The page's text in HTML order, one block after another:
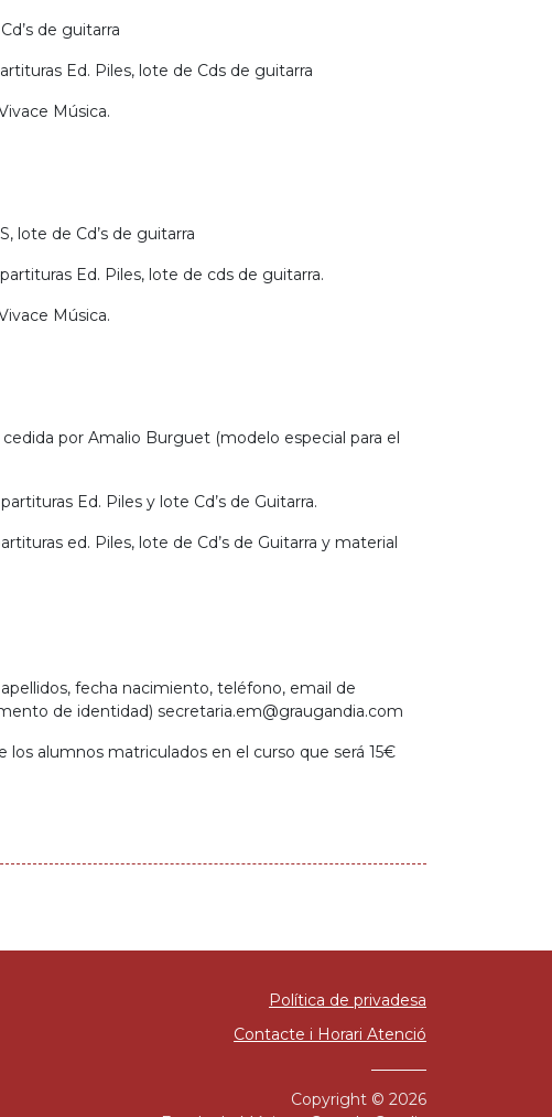
de guitarra
Ed. Piles, lote de Cds de guitarra
Música.
lote de Cd’s de guitarra
Ed. Piles, lote de cds de guitarra.
Música.
por Amalio Burguet (modelo especial para el
Ed. Piles y lote Cd’s de Guitarra.
ed. Piles, lote de Cd’s de Guitarra y material
fecha nacimiento, teléfono, email de
de identidad) secretaria.em@graugandia.com
alumnos matriculados en el curso que será 15€
Política de privadesa
Contacte i Horari Atenció
Copyright © 2026